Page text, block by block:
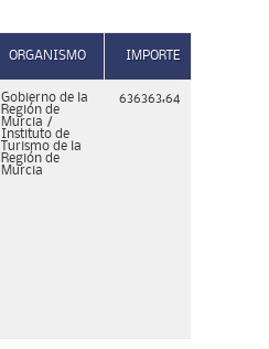
ORGANISMO IMPORTE
Gobierno de la
Región de
Murcia /
Instituto de
Turismo de la
Región de
Murcia
636363,64